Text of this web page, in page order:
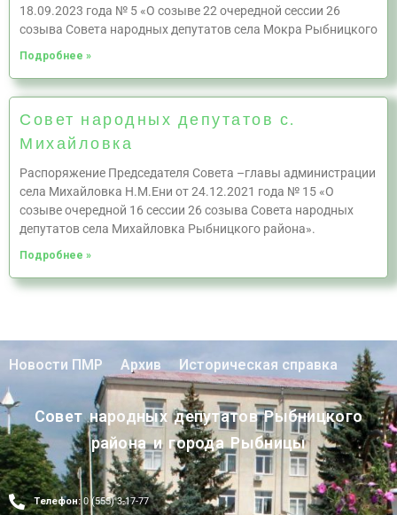
18.09.2023 года № 5 «О созыве 22 очередной сессии 26
созыва Совета народных депутатов села Мокра Рыбницкого
Подробнее »
Совет народных депутатов с.
Михайловка
Распоряжение Председателя Совета –главы администрации
села Михайловка Н.М.Ени от 24.12.2021 года № 15 «О
созыве очередной 16 сессии 26 созыва Совета народных
депутатов села Михайловка Рыбницкого района».
Подробнее »
Новости ПМР Архив Историческая справка
Совет народных депутатов Рыбницкого
района и города Рыбницы
Телефон:0 (555) 3-17-77